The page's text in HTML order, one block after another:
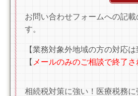
お問い合わせフォームへの記
す。
【業務対象外地域の方の対応は
【 メールのみのご相談で終了
相続税対策に強い！医療税務